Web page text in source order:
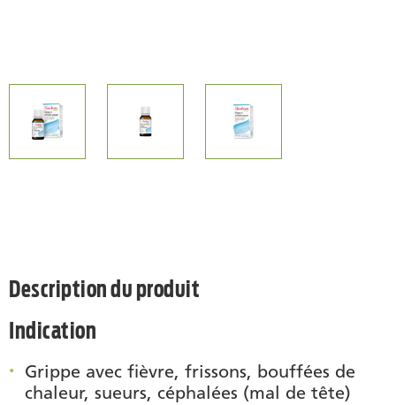
Description du produit
Indication
Grippe avec fièvre, frissons, bouffées de
chaleur, sueurs, céphalées (mal de tête)